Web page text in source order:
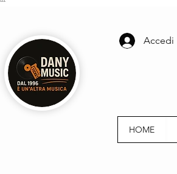
```
Accedi
HOME